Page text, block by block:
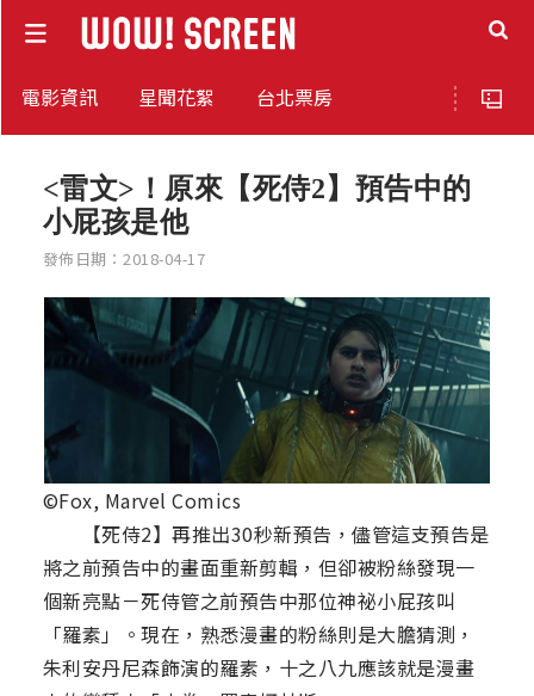
電影資訊 星聞花絮 台北票房
<雷文>！原來【死侍2】預告中的
小屁孩是他
發佈日期：2018-04-17
©Fox, Marvel Comics
【死侍2】再推出30秒新預告，儘管這支預告是
將之前預告中的畫面重新剪輯，但卻被粉絲發現一
個新亮點－死侍管之前預告中那位神祕小屁孩叫
「羅素」。現在，熟悉漫畫的粉絲則是大膽猜測，
朱利安丹尼森飾演的羅素，十之八九應該就是漫畫